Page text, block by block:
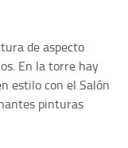
de aspecto
En la torre hay
estilo con el Salón
pinturas